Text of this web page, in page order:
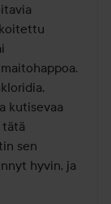
kutisevaa
tätä
sen
hyvin, ja